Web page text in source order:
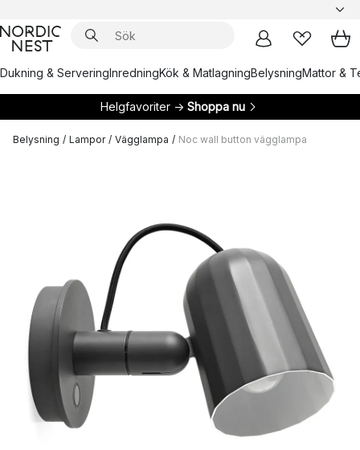
Dukning & ServeringInredningKök & MatlagningBelysningMattor &
Helgfavoriter → Shoppa nu
Belysning / Lampor / Vägglampa / Noc wall button vägglampa